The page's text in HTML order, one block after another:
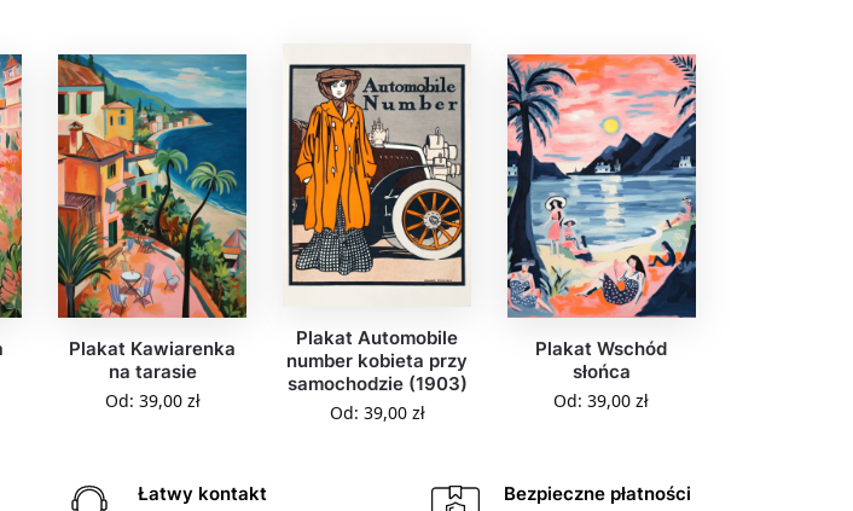
Plakat Kawiarenka
na tarasie
Od: 39,00 zł
Plakat Automobile
number kobieta przy
samochodzie (1903)
Od: 39,00 zł
Plakat Wschód
słońca
Od:39,00zł
Łatwy kontakt
Bezpieczne płatności